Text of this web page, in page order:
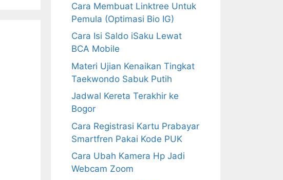
Cara Membuat Linktree Untuk
Pemula (Optimasi Bio IG)
Cara Isi Saldo iSaku Lewat
BCA Mobile
Materi Ujian Kenaikan Tingkat
Taekwondo Sabuk Putih
Jadwal Kereta Terakhir ke
Bogor
Cara Registrasi Kartu Prabayar
Smartfren Pakai Kode PUK
Cara Ubah Kamera Hp Jadi
Webcam Zoom